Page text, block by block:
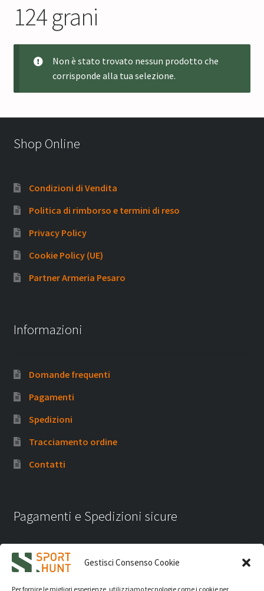
Gestisci Consenso Cookie
Per fornire le migliori esperienze, utilizziamo tecnologie come i cookie per
124 grani
Non è stato trovato nessun prodotto che
corrisponde alla tua selezione.
Shop Online
Condizioni di Vendita
Politica di rimborso e termini di reso
Privacy Policy
Cookie Policy (UE)
Partner Armeria Pesaro
Informazioni
Domande frequenti
Pagamenti
Spedizioni
Tracciamento ordine
Contatti
Pagamenti e Spedizioni sicure